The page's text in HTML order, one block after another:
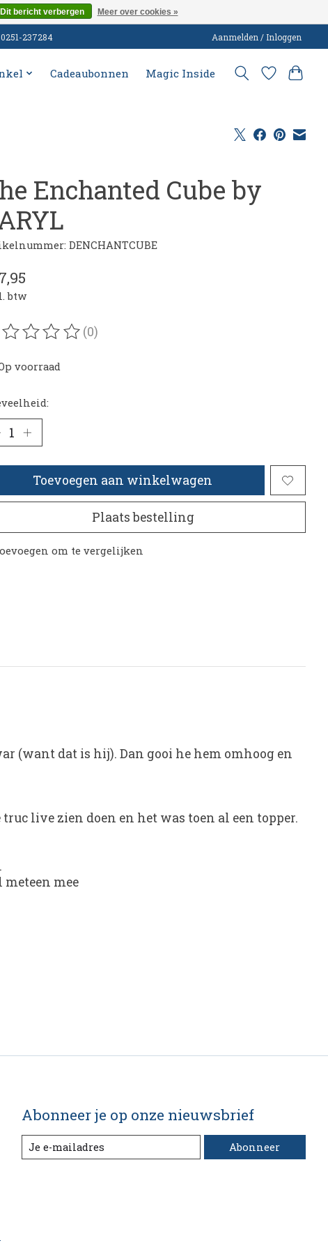
237284 Aanmelden / Inloggen
Cadeaubonnen Magic Inside
Enchanted Cube by
DENCHANTCUBE
btw
beoordeling van dit product is
(0)
voorraad
Toevoegen aan winkelwagen
Plaats bestelling
om te vergelijken
(want dat is hij). Dan gooi he hem omhoog en
live zien doen en het was toen al een topper.
meteen mee
Abonneer je op onze nieuwsbrief
Abonneer
Dit bericht verbergen Meer over cookies »